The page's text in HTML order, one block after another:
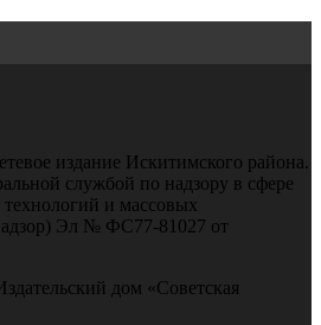
издание Искитимского района.
службой по надзору в сфере
и массовых
Эл № ФС77-81027 от
дом «Советская